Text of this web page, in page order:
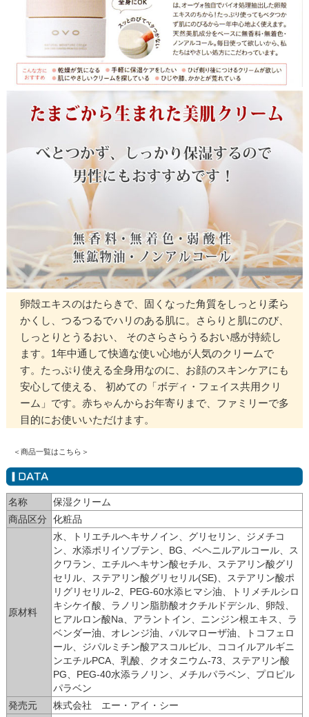
卵殻エキスのはたらきで、固くなった角質をしっとり柔ら
かくし、つるつるでハリのある肌に。さらりと肌にのび、
しっとりとうるおい、 そのさらさらうるおい感が持続し
ます。1年中通して快適な使い心地が人気のクリームで
す。たっぷり使える全身用なのに、お顔のスキンケアにも
安心して使える、 初めての「ボディ・フェイス共用クリ
ーム」です。赤ちゃんからお年寄りまで、ファミリーで多
目的にお使いいただけます。
＜商品一覧はこちら＞
名称
保湿クリーム
商品区分
化粧品
原材料
水、トリエチルヘキサノイン、グリセリン、ジメチコ
ン、水添ポリイソブテン、BG、ベヘニルアルコール、ス
クワラン、エチルヘキサン酸セチル、ステアリン酸グリ
セリル、ステアリン酸グリセリル(SE)、ステアリン酸ポ
リグリセリル-2、PEG-60水添ヒマシ油、トリメチルシロ
キシケイ酸、ラノリン脂肪酸オクチルドデシル、卵殻、
ヒアルロン酸Na、アラントイン、ニンジン根エキス、ラ
ベンダー油、オレンジ油、パルマローザ油、トコフェロ
ール、ジパルミチン酸アスコルビル、ココイルアルギニ
ンエチルPCA、乳酸、クオタニウム-73、ステアリン酸
PG、PEG-40水添ラノリン、メチルパラベン、プロピル
パラベン
発売元
株式会社 エー・アイ・シー